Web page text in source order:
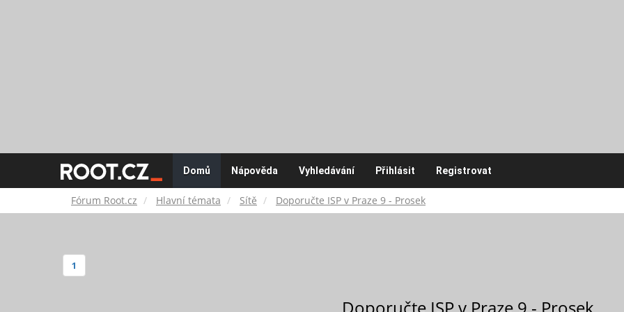
Fórum
Root.cz
Domů Nápověda Vyhledávání Přihlásit Registrovat
Fórum Root.cz Hlavní témata Sítě Doporučte ISP v Praze 9 - Prosek
1